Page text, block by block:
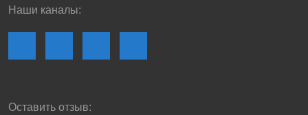
Наши каналы:
Оставить отзыв: